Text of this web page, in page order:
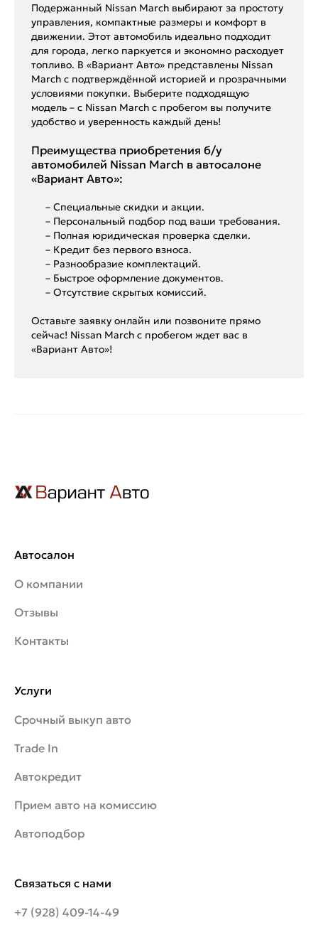
Подержанный Nissan March выбирают за простоту
управления, компактные размеры и комфорт в
движении. Этот автомобиль идеально подходит
для города, легко паркуется и экономно расходует
топливо. В «Вариант Авто» представлены Nissan
March с подтверждённой историей и прозрачными
условиями покупки. Выберите подходящую
модель – с Nissan March с пробегом вы получите
удобство и уверенность каждый день!
Преимущества приобретения б/у
автомобилей Nissan March в автосалоне
«Вариант Авто»:
– Специальные скидки и акции.
– Персональный подбор под ваши требования.
– Полная юридическая проверка сделки.
– Кредит без первого взноса.
– Разнообразие комплектаций.
– Быстрое оформление документов.
– Отсутствие скрытых комиссий.
Оставьте заявку онлайн или позвоните прямо
сейчас! Nissan March с пробегом ждет вас в
«Вариант Авто»!
Автосалон
О компании
Отзывы
Контакты
Связаться с нами
+7 (928) 409-14-49
Услуги
Срочный выкуп авто
Trade In
Автокредит
Прием авто на комиссию
Автоподбор